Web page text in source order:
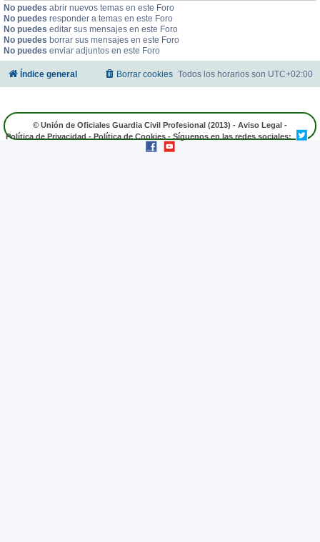
No puedes abrir nuevos temas en este Foro
No puedes responder a temas en este Foro
No puedes editar sus mensajes en este Foro
No puedes borrar sus mensajes en este Foro
No puedes enviar adjuntos en este Foro
Índice general Todos los horarios son UTC+02:00
Borrar cookies
© Unión de Oficiales Guardia Civil Profesional (2013) - Aviso Legal -
Política de Privacidad-Política de Cookies- Síguenos en las redes sociales: